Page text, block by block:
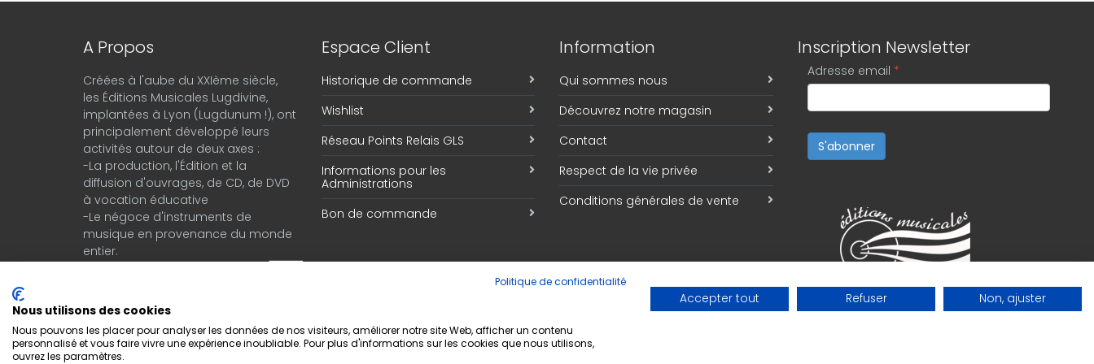
A Propos
Créées à l'aube du XXIème siècle,
les Éditions Musicales Lugdivine,
implantées à Lyon (Lugdunum !), ont
principalement développé leurs
activités autour de deux axes :
-La production, l'Édition et la
diffusion d'ouvrages, de CD, de DVD
à vocation éducative
-Le négoce d'instruments de
musique en provenance du monde
entier.
Espace Client
Historique de commande
Wishlist
Réseau Points Relais GLS
Informations pour les
Administrations
Bon de commande
Information
Qui sommes nous
Découvrez notre magasin
Contact
Respect de la vie privée
Conditions générales de vente
Inscription Newsletter
Adresse email *
S'abonner
Politique de confidentialité
Nous utilisons des cookies
Nous pouvons les placer pour analyser les données de nos visiteurs, améliorer notre site Web, afficher un contenu
personnalisé et vous faire vivre une expérience inoubliable. Pour plus d'informations sur les cookies que nous utilisons,
ouvrez les paramètres.
Accepter tout Refuser Non, ajuster